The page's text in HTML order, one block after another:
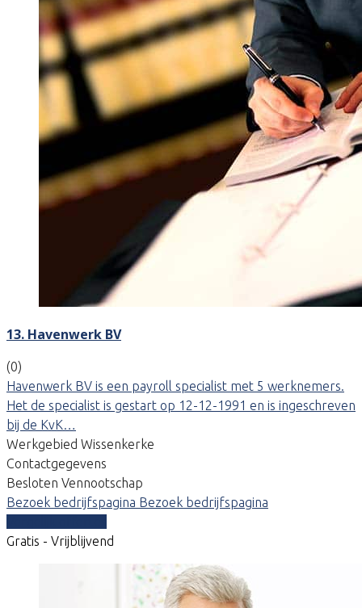
13. Havenwerk BV
(0)
Havenwerk BV is een payroll specialist met 5 werknemers.
Het de specialist is gestart op 12-12-1991 en is ingeschreven
bij de KvK…
Werkgebied Wissenkerke
Contactgegevens
Besloten Vennootschap
Bezoek bedrijfspagina Bezoek bedrijfspagina
Gratis - Vrijblijvend